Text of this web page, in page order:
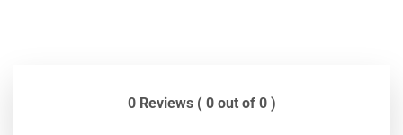
0 Reviews ( 0 out of 0 )